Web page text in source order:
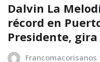
Dalvin La
récord en
Presidente,
Francomacorisanos